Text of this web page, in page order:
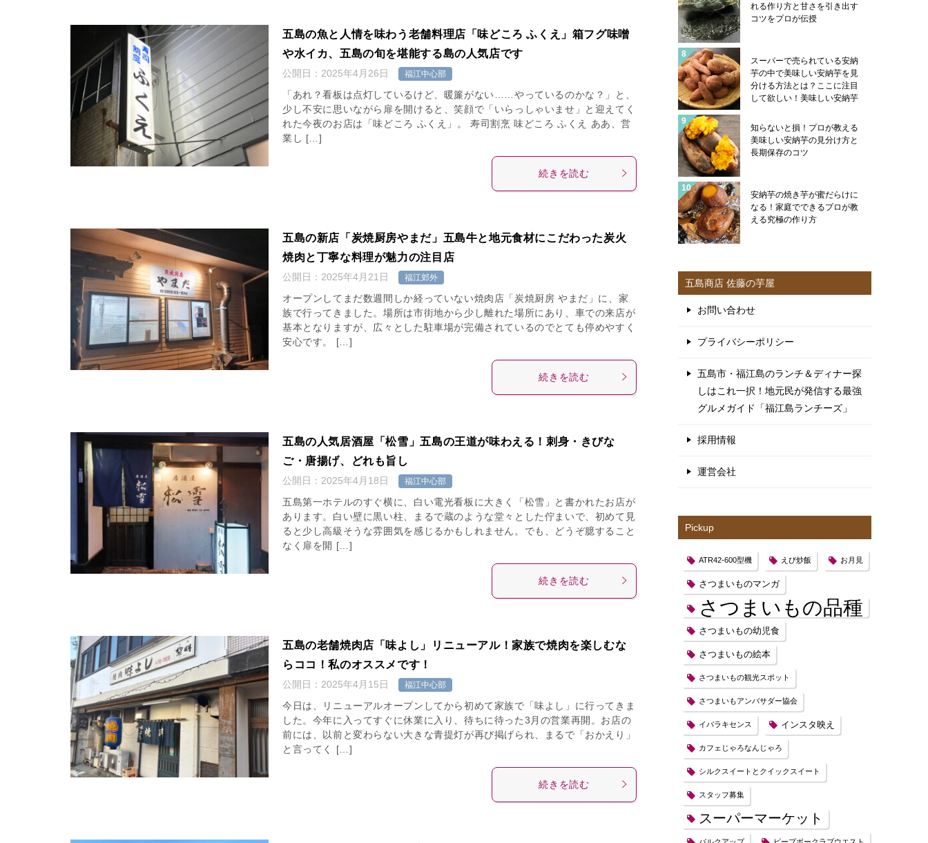
五島の魚と人情を味わう老舗料理店「味どころ ふくえ」箱フグ味噌
や水イカ、五島の旬を堪能する島の人気店です
公開日： 2025年4月26日 福江中心部
「あれ？看板は点灯しているけど、暖簾がない……やっているのかな？」と、
少し不安に思いながら扉を開けると、笑顔で「いらっしゃいませ」と迎えてく
れた今夜のお店は「味どころ ふくえ」。 寿司割烹 味どころ ふくえ ああ、営
業し […]
続きを読む
五島の新店「炭焼厨房やまだ」五島牛と地元食材にこだわった炭火
焼肉と丁寧な料理が魅力の注目店
公開日： 2025年4月21日 福江郊外
オープンしてまだ数週間しか経っていない焼肉店「炭焼厨房 やまだ」に、家
族で行ってきました。場所は市街地から少し離れた場所にあり、車での来店が
基本となりますが、広々とした駐車場が完備されているのでとても停めやすく
安心です。 […]
続きを読む
五島の人気居酒屋「松雪」五島の王道が味わえる！刺身・きびな
ご・唐揚げ、どれも旨し
公開日： 2025年4月18日 福江中心部
五島第一ホテルのすぐ横に、白い電光看板に大きく「松雪」と書かれたお店が
あります。白い壁に黒い柱、まるで蔵のような堂々とした佇まいで、初めて見
ると少し高級そうな雰囲気を感じるかもしれません。でも、どうぞ臆すること
なく扉を開 […]
続きを読む
五島の老舗焼肉店「味よし」リニューアル！家族で焼肉を楽しむな
らココ！私のオススメです！
公開日： 2025年4月15日 福江中心部
今日は、リニューアルオープンしてから初めて家族で「味よし」に行ってきま
した。今年に入ってすぐに休業に入り、待ちに待った3月の営業再開。お店の
前には、以前と変わらない大きな青提灯が再び掲げられ、まるで「おかえり」
と言ってく […]
続きを読む
れる作り方と甘さを引き出す
コツをプロが伝授
スーパーで売られている安納
芋の中で美味しい安納芋を見
分ける方法とは？ここに注目
して欲しい！美味しい安納芋
す！安納芋を美味しく食べる
コツも紹介
知らないと損！プロが教える
美味しい安納芋の見分け方と
長期保存のコツ
安納芋の焼き芋が蜜だらけに
なる！家庭でできるプロが教
える究極の作り方
五島商店 佐藤の芋屋
お問い合わせ
プライバシーポリシー
五島市・福江島のランチ＆ディナー探
しはこれ一択！地元民が発信する最強
グルメガイド「福江島ランチーズ」
採用情報
運営会社
Pickup
ATR42-600型機 えび炒飯 お月見
さつまいものマンガ
さつまいもの品種
さつまいもの幼児食
さつまいもの絵本
さつまいもの観光スポット
さつまいもアンバサダー協会
イバラキセンス インスタ映え
カフェじゃろなんじゃろ
シルクスイートとクイックスイート
スタッフ募集
スーパーマーケット
バルクアップ ピープボークラブウエスト